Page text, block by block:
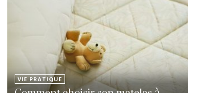
VIE PRATIQUE